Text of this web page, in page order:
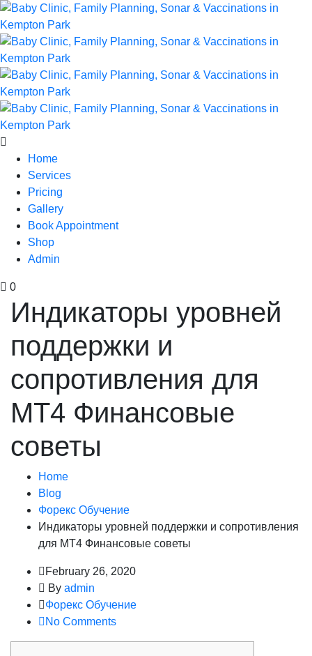
Home
Services
Pricing
Gallery
Book Appointment
Shop
Admin
0
Индикаторы уровней
поддержки и
сопротивления для
МТ4 Финансовые
советы
Home
Blog
Форекс Обучение
Индикаторы уровней поддержки и сопротивления
для МТ4 Финансовые советы
February 26, 2020
By admin
Форекс Обучение
No Comments